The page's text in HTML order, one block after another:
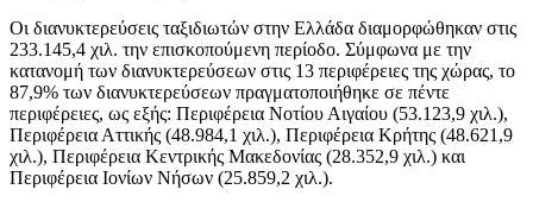
Οι διανυκτερεύσεις ταξιδιωτών στην Ελλάδα διαμορφώθηκαν στις
233.145,4 χιλ. την επισκοπούμενη περίοδο. Σύμφωνα με την
κατανομή των διανυκτερεύσεων στις 13 περιφέρειες της χώρας, το
87,9% των διανυκτερεύσεων πραγματοποιήθηκε σε πέντε
περιφέρειες, ως εξής: Περιφέρεια Νοτίου Αιγαίου (53.123,9 χιλ.),
Περιφέρεια Αττικής (48.984,1 χιλ.), Περιφέρεια Κρήτης (48.621,9
χιλ.), Περιφέρεια Κεντρικής Μακεδονίας (28.352,9 χιλ.) και
Περιφέρεια Ιονίων Νήσων (25.859,2 χιλ.).